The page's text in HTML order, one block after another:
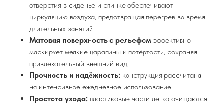
отверстия в сиденье и спинке обеспечивают
циркуляцию воздуха, предотвращая перегрев во время
длительных занятий
Матовая поверхность с рельефом эффективно
маскирует мелкие царапины и потёртости, сохраняя
привлекательный внешний вид.
Прочность и надёжность: конструкция рассчитана
на интенсивное ежедневное использование
Простота ухода: пластиковые части легко очищаются